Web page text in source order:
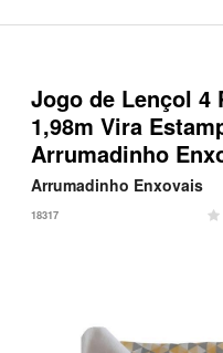
Jogo de Lençol 4
1,98m Vira
Arrumadinho
Arrumadinho Enxovais
18317